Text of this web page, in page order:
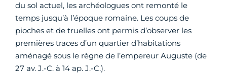
du sol actuel, les archéologues ont remonté le
temps jusqu’à l’époque romaine. Les coups de
pioches et de truelles ont permis d’observer les
premières traces d’un quartier d’habitations
aménagé sous le règne de l’empereur Auguste (de
27 av. J.-C. à 14 ap. J.-C.).